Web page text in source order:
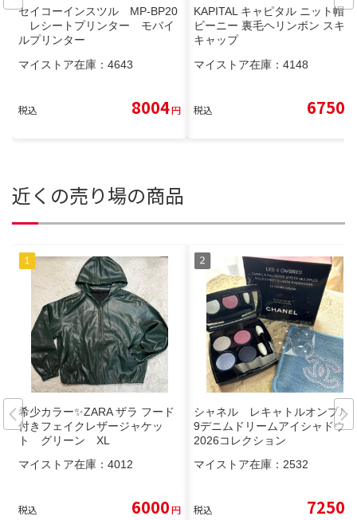
セイコーインスツル MP-BP20
レシートプリンター モバイ
ルプリンター
マイストア在庫： 4643
税込 8004円
KAPITAL キャピタル ニット帽
ビーニー 裏毛ヘリンボン スキー
キャップ
マイストア在庫： 4148
税込 6750
近くの売り場の商品
希少カラー✨️ZARA ザラ フード
付きフェイクレザージャケッ
ト グリーン XL
マイストア在庫： 4012
税込 6000円
シャネル レキャトルオンブル1
9デニムドリームアイシャドウ
2026コレクション
マイストア在庫： 2532
税込 7250